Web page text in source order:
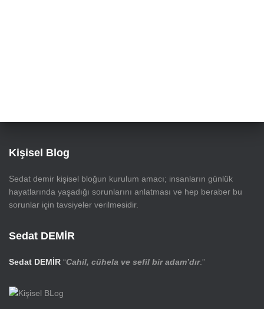
Kişisel Blog
Sedat demir kişisel bloğun kurulum amacı; insanların günlük
hayatlarında yaşadığı sorunlarını anlatması ve hep beraber bu
sorunlar için tavsiyeler verilmesidir.
Sedat DEMİR
Sedat DEMİR “Cahil, cühela ve sefil bir adam’dır.”